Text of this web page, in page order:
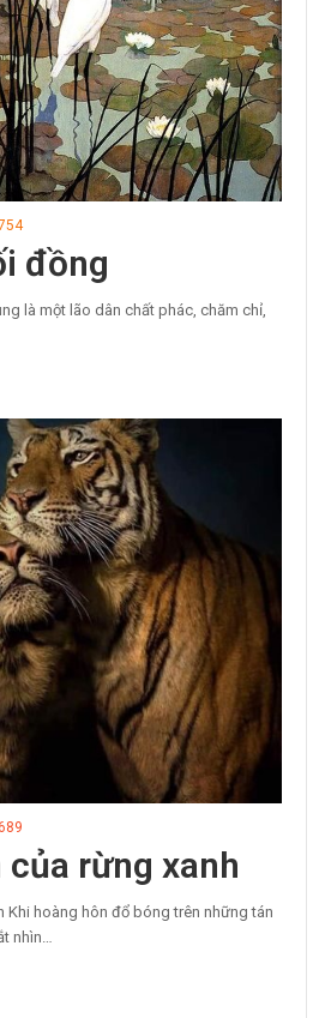
đồng
là một lão dân chất phác, chăm chỉ,
rừng xanh
Khi hoàng hôn đổ bóng trên những tán
nhìn…